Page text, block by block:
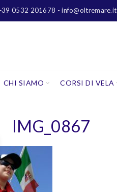
0532 201678 - info@oltremare.it
CHI SIAMO CORSI DI VELA
IMG_0867